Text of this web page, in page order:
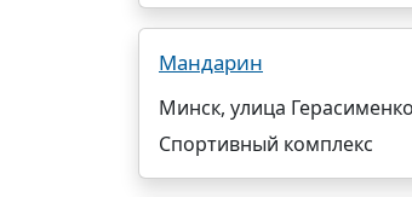
Мандарин
Минск, улица
Спортивный комплекс